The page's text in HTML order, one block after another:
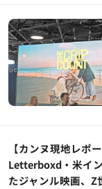
【カンヌ現地レ
Letterboxd・米イ
たジャンル映画、Z